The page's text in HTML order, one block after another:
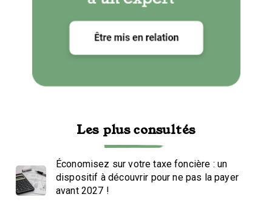
Les plus consultés
Économisez sur votre taxe foncière : un
dispositif à découvrir pour ne pas la payer
avant 2027 !